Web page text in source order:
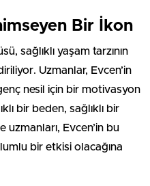
Bir İkon
sağlıklı yaşam tarzının
Uzmanlar, Evcen’in
nesil için bir motivasyon
bir beden, sağlıklı bir
Evcen’in bu
bir etkisi olacağına